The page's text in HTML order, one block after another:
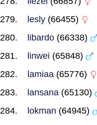
lesly (66455)
libardo (66338)
linwei (65848)
lamiaa (65776)
lansana (65130)
lokman (64945)